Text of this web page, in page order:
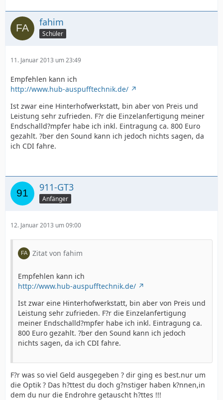
fahim
Schüler
11. Januar 2013 um 23:49
Empfehlen kann ich
http://www.hub-auspufftechnik.de/
Ist zwar eine Hinterhofwerkstatt, bin aber von Preis und
Leistung sehr zufrieden. F?r die Einzelanfertigung meiner
Endschalld?mpfer habe ich inkl. Eintragung ca. 800 Euro
gezahlt. ?ber den Sound kann ich jedoch nichts sagen, da
ich CDI fahre.
911-GT3
Anfänger
12. Januar 2013 um 09:00
Zitat von fahim
Empfehlen kann ich
http://www.hub-auspufftechnik.de/
Ist zwar eine Hinterhofwerkstatt, bin aber von Preis und
Leistung sehr zufrieden. F?r die Einzelanfertigung
meiner Endschalld?mpfer habe ich inkl. Eintragung ca.
800 Euro gezahlt. ?ber den Sound kann ich jedoch
nichts sagen, da ich CDI fahre.
F?r was so viel Geld ausgegeben ? dir ging es best.nur um
die Optik ? Das h?ttest du doch g?nstiger haben k?nnen,in
dem du nur die Endrohre getauscht h?ttes !!!